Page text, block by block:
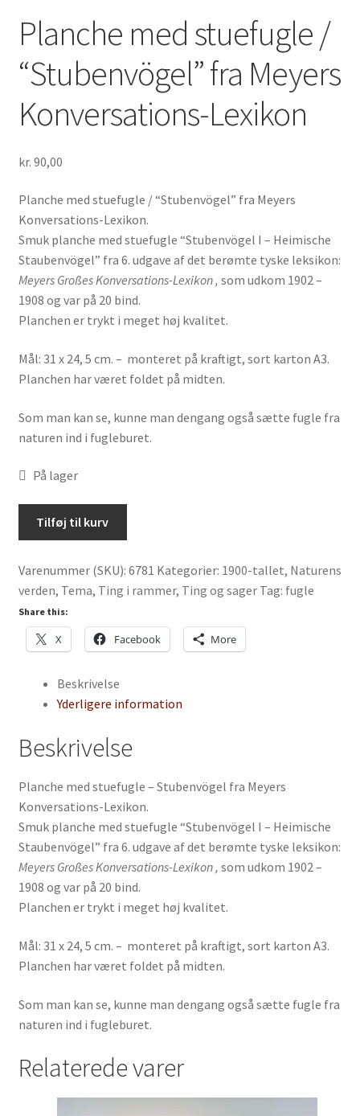
Planche med stuefugle /
“Stubenvögel” fra Meyers
Konversations-Lexikon
kr. 90,00
Planche med stuefugle / “Stubenvögel” fra Meyers
Konversations-Lexikon.
Smuk planche med stuefugle “Stubenvögel I – Heimische
Staubenvögel” fra 6. udgave af det berømte tyske leksikon:
Meyers Großes Konversations-Lexikon , som udkom 1902 –
1908 og var på 20 bind.
Planchen er trykt i meget høj kvalitet.
Mål: 31 x 24, 5 cm. – monteret på kraftigt, sort karton A3.
Planchen har været foldet på midten.
Som man kan se, kunne man dengang også sætte fugle fra
naturen ind i fugleburet.
På lager
/
"Stubenvögel"
fra
Meyers
Konversations-
Tilføj til kurv
Varenummer (SKU): 6781 Kategorier: 1900-tallet, Naturens
verden, Tema, Ting i rammer, Ting og sager Tag: fugle
Share this:
X Facebook More
Beskrivelse
Yderligere information
Beskrivelse
Planche med stuefugle – Stubenvögel fra Meyers
Konversations-Lexikon.
Smuk planche med stuefugle “Stubenvögel I – Heimische
Staubenvögel” fra 6. udgave af det berømte tyske leksikon:
Meyers Großes Konversations-Lexikon , som udkom 1902 –
1908 og var på 20 bind.
Planchen er trykt i meget høj kvalitet.
Mål: 31 x 24, 5 cm. – monteret på kraftigt, sort karton A3.
Planchen har været foldet på midten.
Som man kan se, kunne man dengang også sætte fugle fra
naturen ind i fugleburet.
Relaterede varer